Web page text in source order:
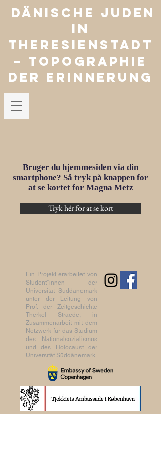
Dänische Juden
in
Theresienstadt
– Topographie
der Erinnerung
Bruger du hjemmesiden via din
smartphone? Så tryk på knappen for
at se kortet for Magna Metz
Tryk hér for at se kort
Ein Projekt erarbeitet von
Student*innen der
Universität Süddänemark
unter der Leitung von
Prof. der Zeitgeschichte
Therkel Straede; in
Zusammenarbeit mit dem
Netzwerk für das Studium
des Nationalsozialismus
und des Holocaust der
Universität Süddänemark.